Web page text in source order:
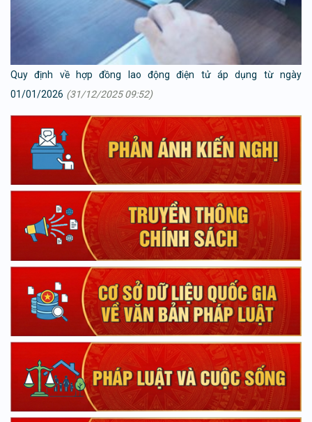
Quy định về hợp đồng lao động điện tử áp dụng từ ngày
01/01/2026 (31/12/2025 09:52)